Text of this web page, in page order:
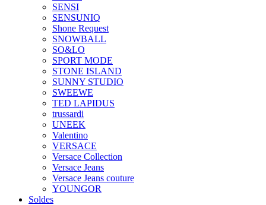
SENSI
SENSUNIQ
Shone Request
SNOWBALL
SO&LO
SPORT MODE
STONE ISLAND
SUNNY STUDIO
SWEEWE
TED LAPIDUS
trussardi
UNEEK
Valentino
VERSACE
Versace Collection
Versace Jeans
Versace Jeans couture
YOUNGOR
Soldes